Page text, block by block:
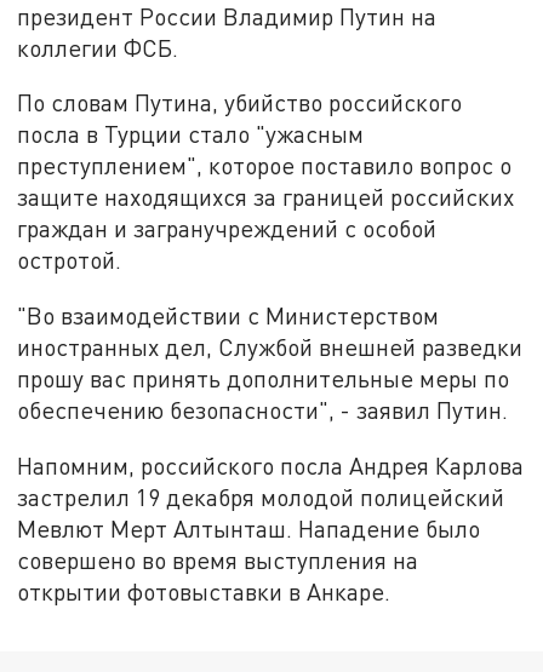
президент России Владимир Путин на
коллегии ФСБ.
По словам Путина, убийство российского
посла в Турции стало "ужасным
преступлением", которое поставило вопрос о
защите находящихся за границей российских
граждан и загранучреждений с особой
остротой.
"Во взаимодействии с Министерством
иностранных дел, Службой внешней разведки
прошу вас принять дополнительные меры по
обеспечению безопасности", - заявил Путин.
Напомним, российского посла Андрея Карлова
застрелил 19 декабря молодой полицейский
Мевлют Мерт Алтынташ. Нападение было
совершено во время выступления на
открытии фотовыставки в Анкаре.